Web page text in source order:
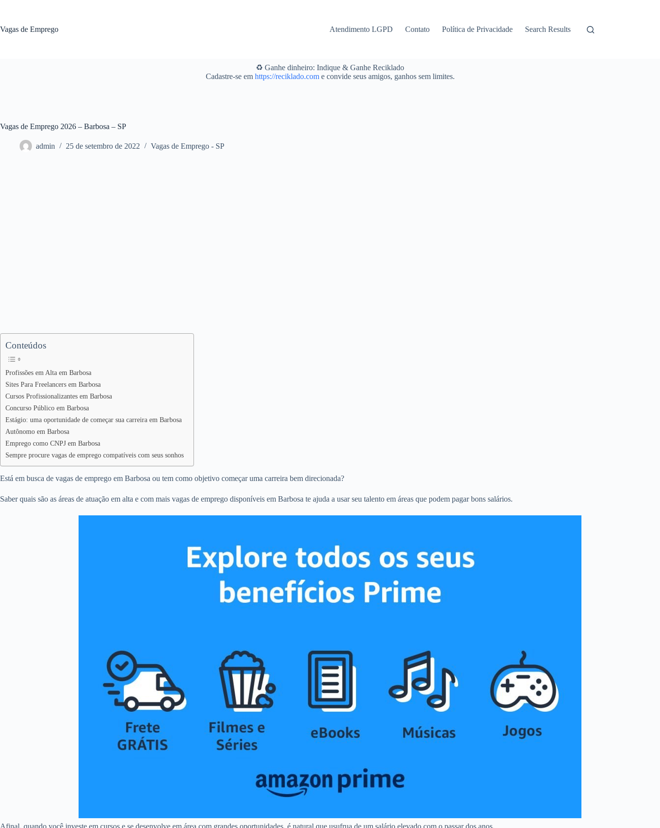
conteúdo
Vagas de Emprego Atendimento LGPD Contato Política de Privacidade Search Results
♻️ Ganhe dinheiro: Indique & Ganhe Reciklado
Cadastre-se em https://reciklado.come convide seus amigos, ganhos sem limites.
Vagas de Emprego 2026 – Barbosa – SP
admin 25 de setembro de 2022 Vagas de Emprego - SP
Conteúdos
Profissões em Alta em Barbosa
Sites Para Freelancers em Barbosa
Cursos Profissionalizantes em Barbosa
Concurso Público em Barbosa
Estágio: uma oportunidade de começar sua carreira em Barbosa
Autônomo em Barbosa
Emprego como CNPJ em Barbosa
Sempre procure vagas de emprego compatíveis com seus sonhos
Está em busca de vagas de emprego em Barbosa ou tem como objetivo começar uma carreira bem direcionada?
Saber quais são as áreas de atuação em alta e com mais vagas de emprego disponíveis em Barbosa te ajuda a usar seu talento em áreas que podem pagar bons salários.
Afinal, quando você investe em cursos e se desenvolve em área com grandes oportunidades, é natural que usufrua de um salário elevado com o passar dos anos.